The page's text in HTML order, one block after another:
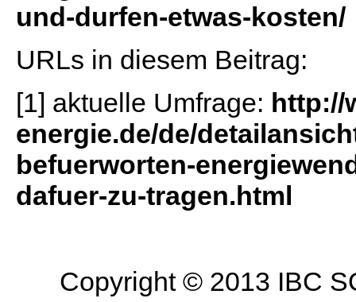
und-durfen-etwas-kosten/
URLs in diesem Beitrag:
[1] aktuelle Umfrage: http://
energie.de/de/
befuerworten-
dafuer-zu-tragen.html
Copyright © 2013 IBC